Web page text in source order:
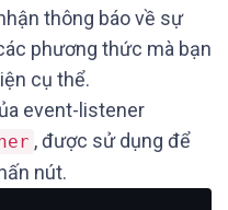
thông báo về sự
phương thức mà bạn
cụ thể.
event-listener
, được sử dụng để
nút.